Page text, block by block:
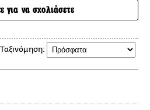
για να σχολιάσετε
Ταξινόμηση: